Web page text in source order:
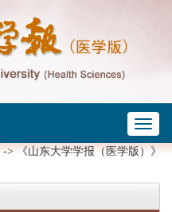
-> 《山东大学学报（医学版）》